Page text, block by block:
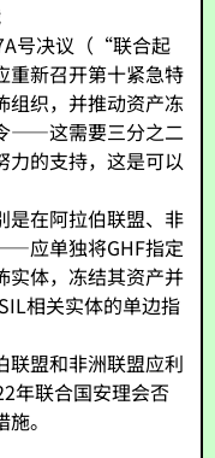
号决议（“联合起
新召开第十紧急特
组织，并推动资产冻
——这需要三分之二
力的支持，这是可以
在阿拉伯联盟、非
应单独将GHF指定
实体，冻结其资产并
相关实体的单边指
联盟和非洲联盟应利
年联合国安理会否
。